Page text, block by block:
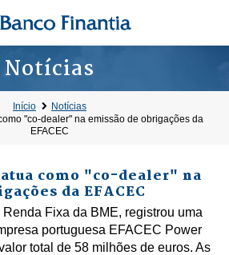
Notícias
Início
Notícias
"co-dealer" na emissão de obrigações da
EFACEC
como "co-dealer" na
da EFACEC
Fixa da BME, registrou uma
portuguesa EFACEC Power
total de 58 milhões de euros. As